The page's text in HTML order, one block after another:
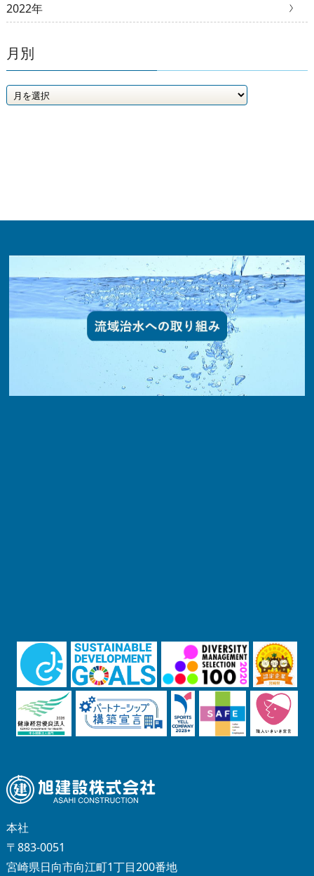
2022年
月別
本社
〒883-0051
宮崎県日向市向江町1丁目200番地